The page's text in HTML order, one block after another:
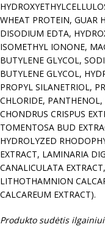
WHEAT PROTEIN, GUAR
DISODIUM EDTA,
ISOMETHYL IONONE,
BUTYLENE GLYCOL,
BUTYLENE GLYCOL,
PROPYL SILANETRIOL,
CHLORIDE,
CHONDRUS CRISPUS
TOMENTOSA BUD
HYDROLYZED
EXTRACT, LAMINARIA
CANALICULATA
LITHOTHAMNION
CALCAREUM EXTRACT).
Produkto sudėtis